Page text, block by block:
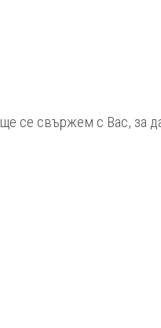
се свържем с Вас, за